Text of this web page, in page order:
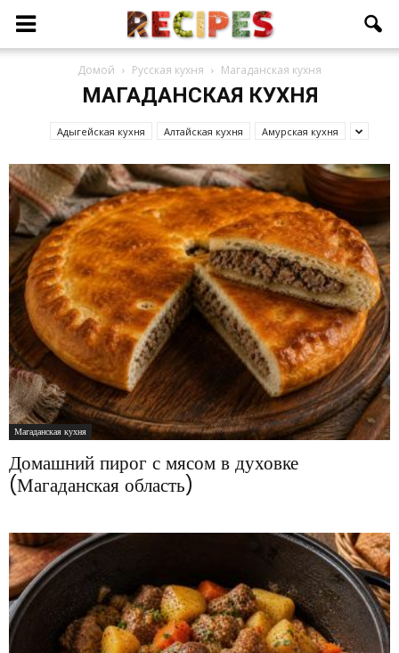
Домой Русская кухня Магаданская кухня
МАГАДАНСКАЯ КУХНЯ
Адыгейская кухня Алтайская кухня Амурская кухня
Магаданская кухня
Домашний пирог с мясом в духовке
(Магаданская область)